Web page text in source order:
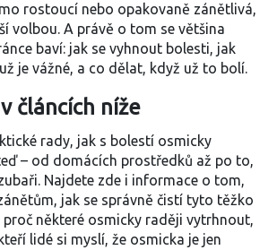
rostoucí nebo opakovaně zánětlivá,
volbou. A právě o tom se většina
baví: jak se vyhnout bolesti, jak
je vážné, a co dělat, když už to bolí.
článcích níže
rady, jak s bolestí osmicky
– od domácích prostředků až po to,
Najdete zde i informace o tom,
jak se správně čistí tyto těžko
proč některé osmicky raději vytrhnout,
lidé si myslí, že osmicka je jen